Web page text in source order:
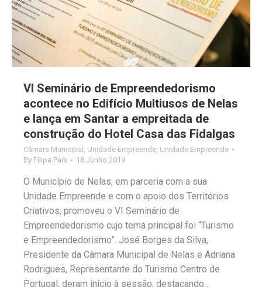
VI Seminário de Empreendedorismo
acontece no Edifício Multiusos de Nelas
e lança em Santar a empreitada de
construção do Hotel Casa das Fidalgas
Câmara Municipal , Unidade Empreende, Unidade Empreende
By Filipa Pais 18 Junho 2019
O Município de Nelas, em parceria com a sua
Unidade Empreende e com o apoio dos Territórios
Criativos, promoveu o VI Seminário de
Empreendedorismo cujo tema principal foi “Turismo
e Empreendedorismo”. José Borges da Silva,
Presidente da Câmara Municipal de Nelas e Adriana
Rodrigues, Representante do Turismo Centro de
Portugal, deram início à sessão, destacando…